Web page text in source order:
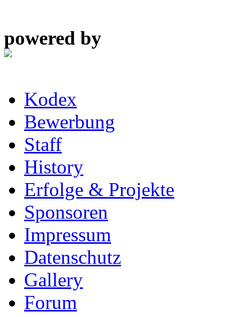
powered by
Kodex
Bewerbung
Staff
History
Erfolge & Projekte
Sponsoren
Impressum
Datenschutz
Gallery
Forum